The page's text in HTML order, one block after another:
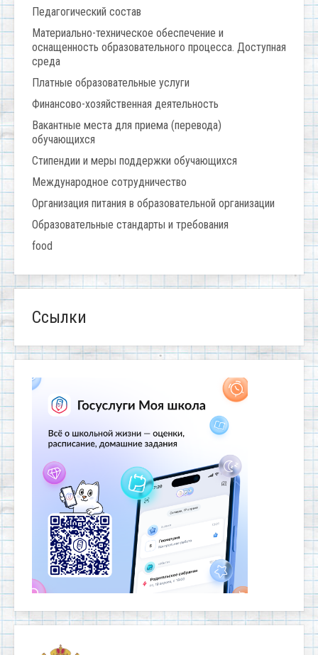
Педагогический состав
Материально-техническое обеспечение и
оснащенность образовательного процесса. Доступная
среда
Платные образовательные услуги
Финансово-хозяйственная деятельность
Вакантные места для приема (перевода)
обучающихся
Стипендии и меры поддержки обучающихся
Международное сотрудничество
Организация питания в образовательной организации
Образовательные стандарты и требования
food
Ссылки